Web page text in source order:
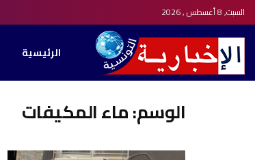
السبت, 8 أغسطس , 2026
الرئيسية
الوسم:ماء المكيفات